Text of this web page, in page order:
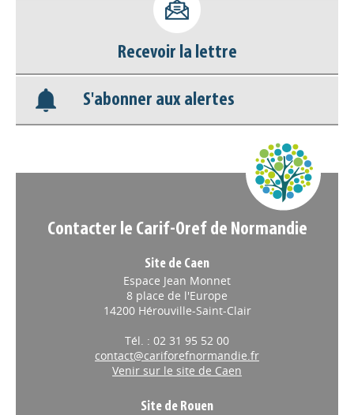
déconnecter)
Base documentaire
Nos veilles Scoop.it
Recevoir la lettre
S'abonner aux alertes
Contacter le Carif-Oref de Normandie
Site de Caen
Espace Jean Monnet
8 place de l'Europe
14200 Hérouville-Saint-Clair
Tél. : 02 31 95 52 00
contact@cariforefnormandie.fr
Venir sur le site de Caen
Site de Rouen